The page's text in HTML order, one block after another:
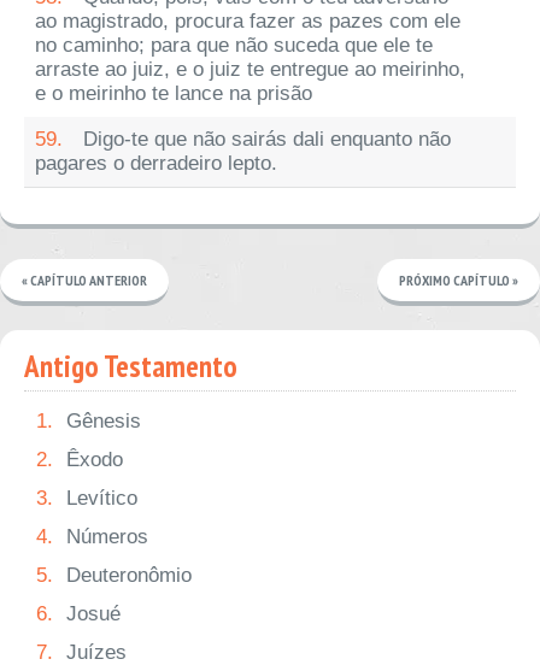
ao magistrado, procura fazer as pazes com ele
no caminho; para que não suceda que ele te
arraste ao juiz, e o juiz te entregue ao meirinho,
e o meirinho te lance na prisão
59.
Digo-te que não sairás dali enquanto não
pagares o derradeiro lepto.
« CAPÍTULO ANTERIOR PRÓXIMO CAPÍTULO »
Antigo Testamento
1.
Gênesis
2.
Êxodo
3.
Levítico
4.
Números
5.
Deuteronômio
6.
Josué
7.
Juízes